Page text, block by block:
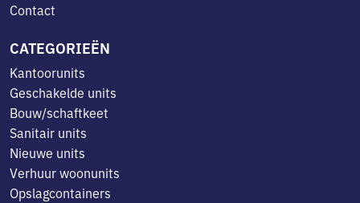
Contact
CATEGORIEËN
Kantoorunits
Geschakelde units
Bouw/schaftkeet
Sanitair units
Nieuwe units
Verhuur woonunits
Opslagcontainers